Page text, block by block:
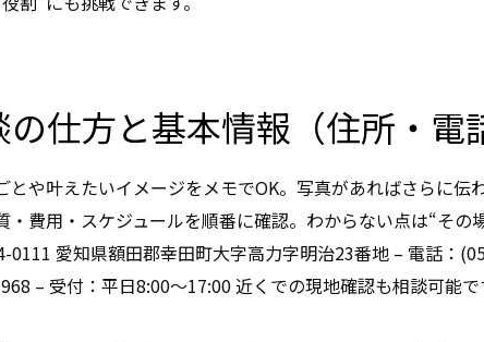
の仕方と基本情報（住所・電
とや叶えたいイメージをメモでOK。写真があればさらに伝
・費用・スケジュールを順番に確認。わからない点は“その
0111 愛知県額田郡幸田町大字高力字明治23番地 – 電話：
– 受付： 平日8:00〜17:00近くでの現地確認も相談可能で